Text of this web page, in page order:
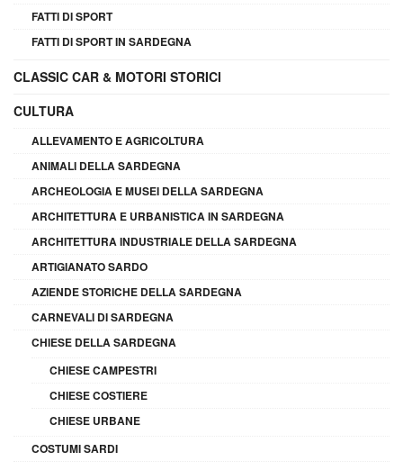
FATTI DI SPORT
FATTI DI SPORT IN SARDEGNA
CLASSIC CAR & MOTORI STORICI
CULTURA
ALLEVAMENTO E AGRICOLTURA
ANIMALI DELLA SARDEGNA
ARCHEOLOGIA E MUSEI DELLA SARDEGNA
ARCHITETTURA E URBANISTICA IN SARDEGNA
ARCHITETTURA INDUSTRIALE DELLA SARDEGNA
ARTIGIANATO SARDO
AZIENDE STORICHE DELLA SARDEGNA
CARNEVALI DI SARDEGNA
CHIESE DELLA SARDEGNA
CHIESE CAMPESTRI
CHIESE COSTIERE
CHIESE URBANE
COSTUMI SARDI